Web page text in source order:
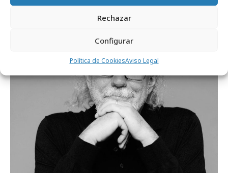
Rechazar
Configurar
Política de CookiesAviso Legal